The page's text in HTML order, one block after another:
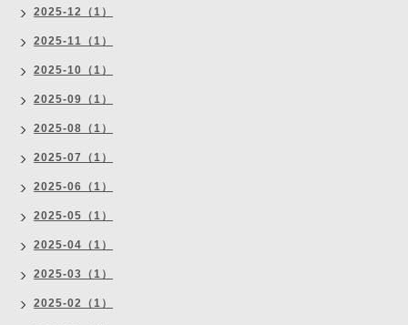
2025-12（1）
2025-11（1）
2025-10（1）
2025-09（1）
2025-08（1）
2025-07（1）
2025-06（1）
2025-05（1）
2025-04（1）
2025-03（1）
2025-02（1）